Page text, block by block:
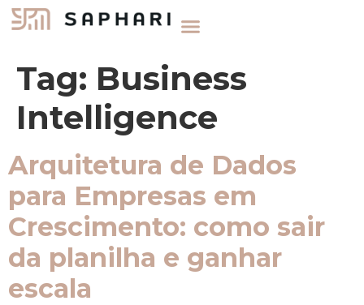
Tag: Business
Intelligence
Arquitetura de Dados
para Empresas em
Crescimento: como sair
da planilha e ganhar
escala